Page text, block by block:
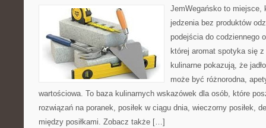
JemWegańsko to miejsce,
jedzenia bez produktów
podejścia do codziennego
której aromat spotyka się
kulinarne pokazują, że
może być różnorodna,
wartościowa. To baza kulinarnych wskazówek dla osób, które
rozwiązań na poranek, posiłek w ciągu dnia, wieczorny posiłek,
między posiłkami. Zobacz także […]